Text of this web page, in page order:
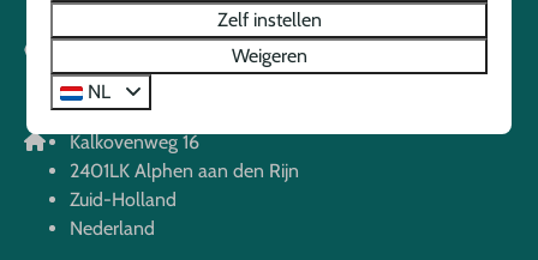
Kalkovenweg 16
2401LK Alphen aan den Rijn
Zuid-Holland
Nederland
Zelf instellen
Weigeren
NL